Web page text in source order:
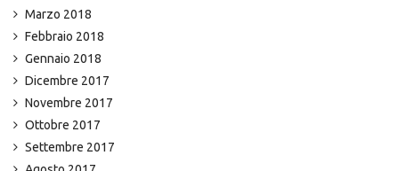
Marzo 2018
Febbraio 2018
Gennaio 2018
Dicembre 2017
Novembre 2017
Ottobre 2017
Settembre 2017